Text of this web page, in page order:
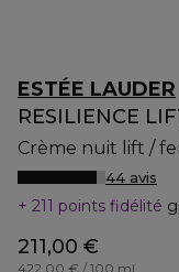
ESTÉE LAUDER
RESILIENCE
Crème nuit lift /
44 avis
211 points fidélité
211,00 €
422,00 € / 100 ml